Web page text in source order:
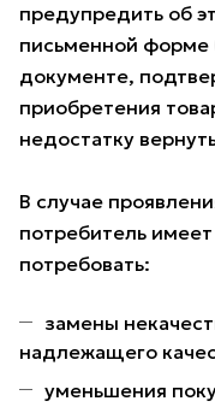
предупредить об
письменной форме
документе,
приобретения
недостатку
В случае
потребитель
потребовать:
замены
надлежащего
уменьшения